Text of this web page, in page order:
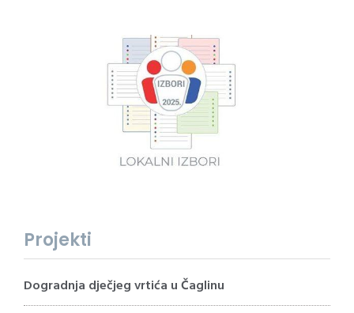
Projekti
Dogradnja dječjeg vrtića u Čaglinu